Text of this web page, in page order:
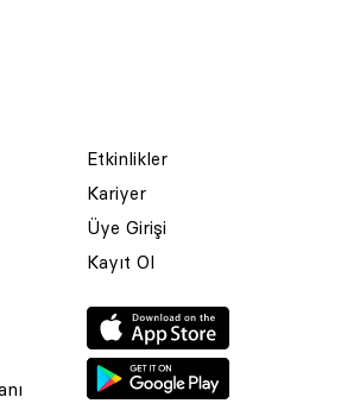
Etkinlikler
Kariyer
Üye Girişi
Kayıt Ol